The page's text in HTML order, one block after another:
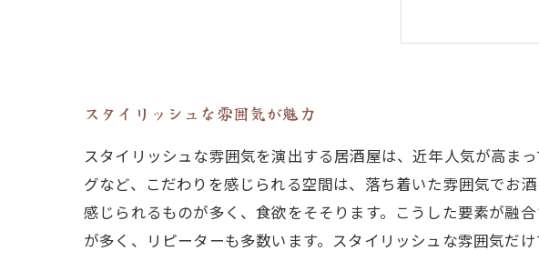
スタイリッシュな雰囲気が魅力
スタイリッシュな雰囲気を演出する居酒屋は、近年人気が高ま
グなど、こだわりを感じられる空間は、落ち着いた雰囲気でお
感じられるものが多く、食欲をそそります。こうした要素が融
が多く、リピーターも多数います。スタイリッシュな雰囲気だ